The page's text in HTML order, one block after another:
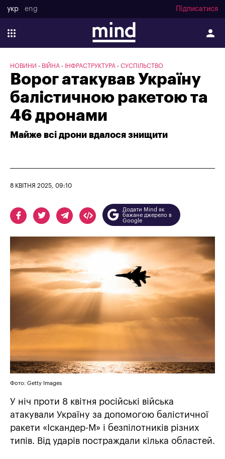
укр eng Підписатися
НОВИНИ ВІЙНА ІНФРАСТРУКТУРА СУСПІЛЬСТВО
Ворог атакував Україну
балістичною ракетою та
46 дронами
Майже всі дрони вдалося знищити
8 КВІТНЯ 2025, 09:10
Додати Mind як
бажане джерело в
Google
Фото: Getty Images
У ніч проти 8 квітня російські війська
атакували Україну за допомогою балістичної
ракети «Іскандер-М» і безпілотників різних
типів. Від ударів постраждали кілька областей.